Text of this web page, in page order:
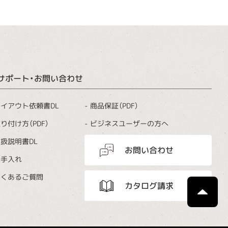
ポート・お問い合わせ
アウト依頼書DL
付け方（PDF）
説明書DL
入れ
あるご質問
商品保証（PDF）
ビジネスユーザーの方へ
お問い合わせ
カタログ請求